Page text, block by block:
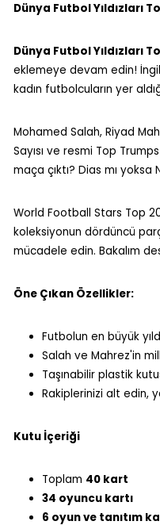
Dünya Futbol Yıldızları
Dünya Futbol Yıldızları
eklemeye devam edin!
kadın futbolcuların yer
Mohamed Salah, Riyad
Sayısı ve resmi Top
maça çıktı? Dias mı
World Football Stars Top
koleksiyonun dördüncü
mücadele edin. Bakalım
Öne Çıkan Özellikler:
Futbolun en büyük
Salah ve Mahrez'in
Taşınabilir plastik
Rakiplerinizi alt edin,
Kutu İçeriği
Toplam 40 kart
34 oyuncu kartı
6 oyun ve tanıtım